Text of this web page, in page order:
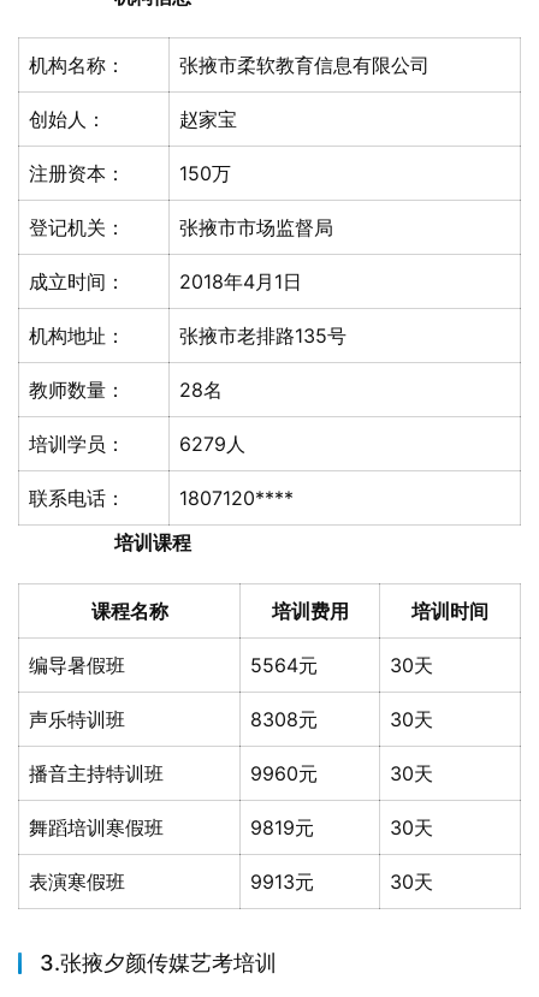
机构名称： 张掖市柔软教育信息有限公司
创始人： 赵家宝
注册资本： 150万
登记机关： 张掖市市场监督局
成立时间： 2018年4月1日
机构地址： 张掖市老排路135号
教师数量： 28名
培训学员： 6279人
联系电话：
1807120****
培训课程
课程名称 培训费用 培训时间
编导暑假班 5564元 30天
声乐特训班 8308元 30天
播音主持特训班 9960元 30天
舞蹈培训寒假班 9819元 30天
表演寒假班 9913元 30天
3.张掖夕颜传媒艺考培训